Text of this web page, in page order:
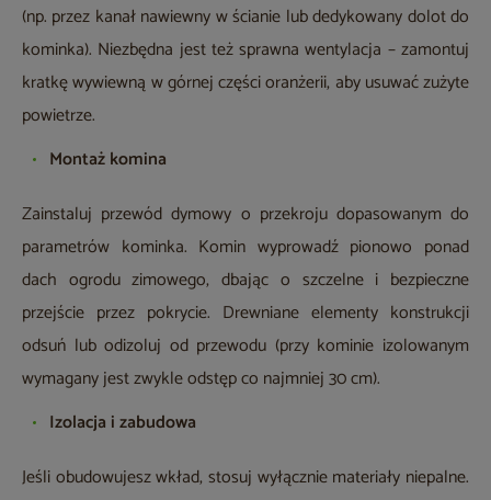
(np. przez kanał nawiewny w ścianie lub dedykowany dolot do
kominka). Niezbędna jest też sprawna wentylacja – zamontuj
kratkę wywiewną w górnej części oranżerii, aby usuwać zużyte
powietrze.
Montaż komina
Zainstaluj przewód dymowy o przekroju dopasowanym do
parametrów kominka. Komin wyprowadź pionowo ponad
dach ogrodu zimowego, dbając o szczelne i bezpieczne
przejście przez pokrycie. Drewniane elementy konstrukcji
odsuń lub odizoluj od przewodu (przy kominie izolowanym
wymagany jest zwykle odstęp co najmniej 30 cm).
Izolacja i zabudowa
Jeśli obudowujesz wkład, stosuj wyłącznie materiały niepalne.